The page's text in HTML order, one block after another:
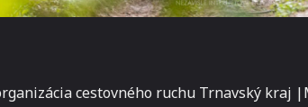
cestovného ruchu Trnavský kraj